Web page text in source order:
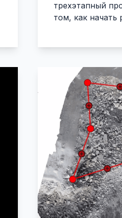
трехэтапный
том, как начать